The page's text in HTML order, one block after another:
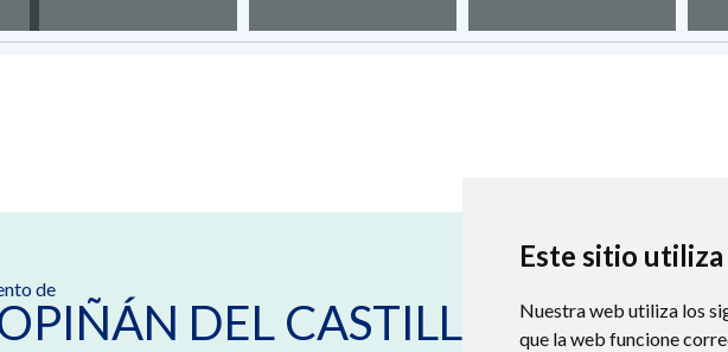
Este sitio
Nuestra web utiliza los
que la web funcione
de
DEL CASTILLO